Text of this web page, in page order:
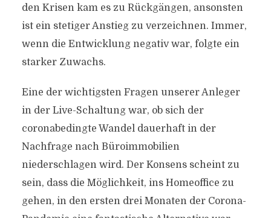
den Krisen kam es zu Rückgängen, ansonsten
ist ein stetiger Anstieg zu verzeichnen. Immer,
wenn die Entwicklung negativ war, folgte ein
starker Zuwachs.
Eine der wichtigsten Fragen unserer Anleger
in der Live-Schaltung war, ob sich der
coronabedingte Wandel dauerhaft in der
Nachfrage nach Büroimmobilien
niederschlagen wird. Der Konsens scheint zu
sein, dass die Möglichkeit, ins Homeoffice zu
gehen, in den ersten drei Monaten der Corona-